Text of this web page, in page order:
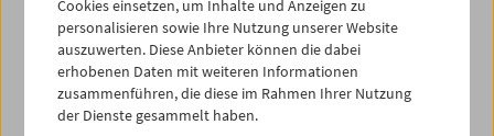
Cookies einsetzen, um Inhalte und Anzeigen zu
personalisieren sowie Ihre Nutzung unserer Website
auszuwerten. Diese Anbieter können die dabei
erhobenen Daten mit weiteren Informationen
zusammenführen, die diese im Rahmen Ihrer Nutzung
der Dienste gesammelt haben.